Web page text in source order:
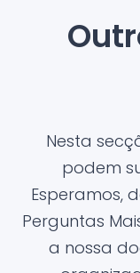
Nesta
podem
Esperamos,
Perguntas
a nossa